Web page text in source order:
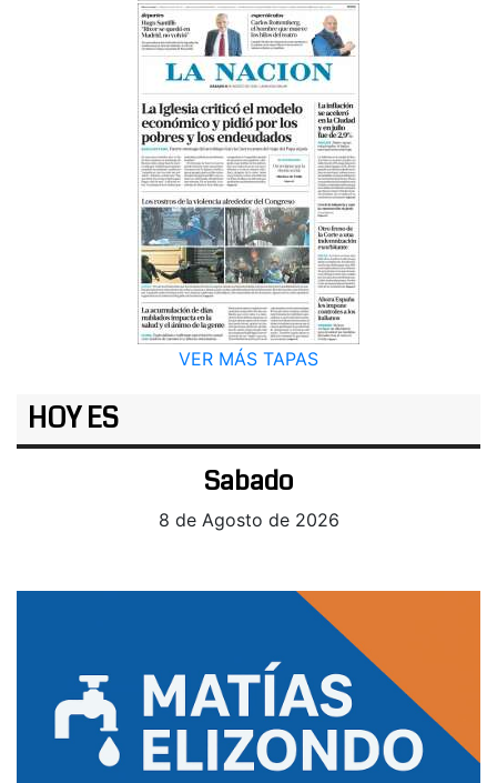
VER MÁS TAPAS
HOY ES
Sabado
8 de Agosto de 2026